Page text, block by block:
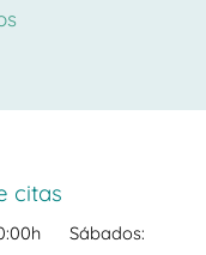
citas
Sábados: